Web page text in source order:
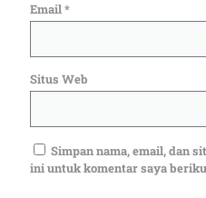
Email*
Situs Web
Simpan nama, email, dan
ini untuk komentar saya